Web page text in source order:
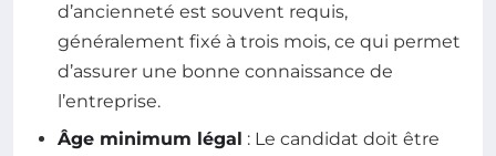
d’ancienneté est souvent requis,
généralement fixé à trois mois, ce qui permet
d’assurer une bonne connaissance de
l’entreprise.
Âge minimum légal : Le candidat doit être